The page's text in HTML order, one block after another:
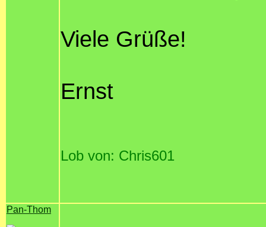
Viele Grüße!
Ernst
Lob von: Chris601
Pan-Thom